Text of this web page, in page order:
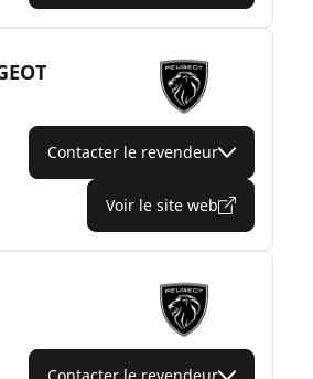
Contacter le revendeur
Voir le site web
Contacter le revendeur